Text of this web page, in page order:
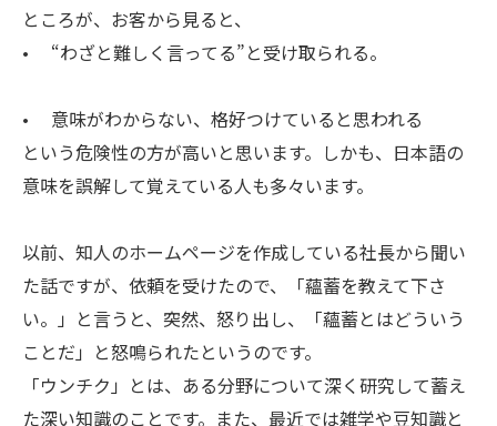
ところが、お客から見ると、
• “わざと難しく言ってる”と受け取られる。
• 意味がわからない、格好つけていると思われる
という危険性の方が高いと思います。しかも、日本語の
意味を誤解して覚えている人も多々います。
以前、知人のホームページを作成している社長から聞い
た話ですが、依頼を受けたので、「蘊蓄を教えて下さ
い。」と言うと、突然、怒り出し、「蘊蓄とはどういう
ことだ」と怒鳴られたというのです。
「ウンチク」とは、ある分野について深く研究して蓄え
た深い知識のことです。また、最近では雑学や豆知識と